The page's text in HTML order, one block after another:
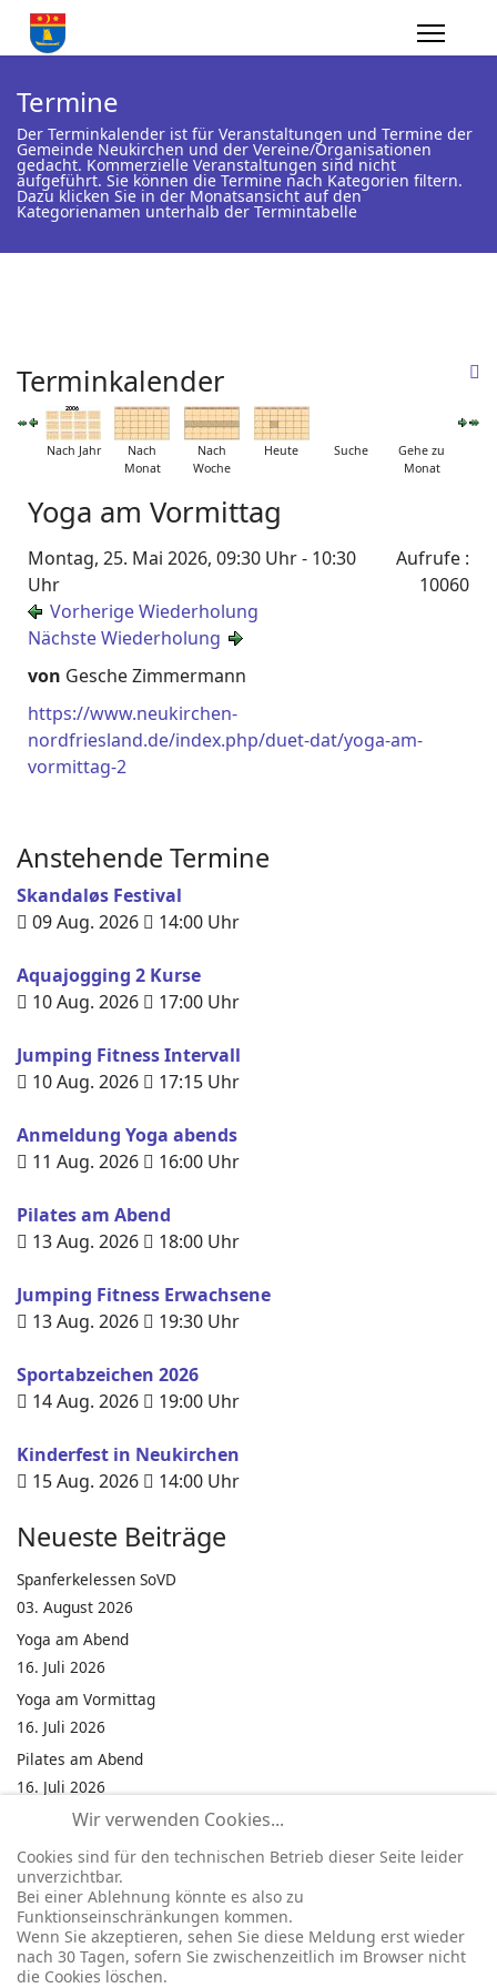
Termine
Der Terminkalender ist für Veranstaltungen und Termine der
Gemeinde Neukirchen und der Vereine/Organisationen
gedacht. Kommerzielle Veranstaltungen sind nicht
aufgeführt. Sie können die Termine nach Kategorien filtern.
Dazu klicken Sie in der Monatsansicht auf den
Kategorienamen unterhalb der Termintabelle
Terminkalender
Nach Jahr
Nach
Monat
Nach
Woche
Heute Suche
Gehe zu
Monat
Yoga am Vormittag
Montag, 25. Mai 2026, 09:30 Uhr - 10:30
Uhr
Vorherige Wiederholung
Nächste Wiederholung
Aufrufe :
10060
von Gesche Zimmermann
https://www.neukirchen-
nordfriesland.de/index.php/duet-dat/yoga-am-
vormittag-2
Anstehende Termine
Skandaløs Festival
09 Aug. 2026
14:00 Uhr
Aquajogging 2 Kurse
10 Aug. 2026
17:00 Uhr
Jumping Fitness Intervall
10 Aug. 2026
17:15 Uhr
Anmeldung Yoga abends
11 Aug. 2026
16:00 Uhr
Pilates am Abend
13 Aug. 2026
18:00 Uhr
Jumping Fitness Erwachsene
13 Aug. 2026
19:30 Uhr
Sportabzeichen 2026
14 Aug. 2026
19:00 Uhr
Kinderfest in Neukirchen
15 Aug. 2026
14:00 Uhr
Neueste Beiträge
Spanferkelessen SoVD
03. August 2026
Yoga am Abend
16. Juli 2026
Yoga am Vormittag
16. Juli 2026
Pilates am Abend
16. Juli 2026
Jumping Fitness Intervall
16. Juli 2026
Jumping Fitness Erwachsene
16. Juli 2026
Kinderfest in Neukirchen
16. Juli 2026
Wir verwenden Cookies...
Cookies sind für den technischen Betrieb dieser Seite leider
unverzichtbar.
Bei einer Ablehnung könnte es also zu
Funktionseinschränkungen kommen.
Wenn Sie akzeptieren, sehen Sie diese Meldung erst wieder
nach 30 Tagen, sofern Sie zwischenzeitlich im Browser nicht
die Cookies löschen.